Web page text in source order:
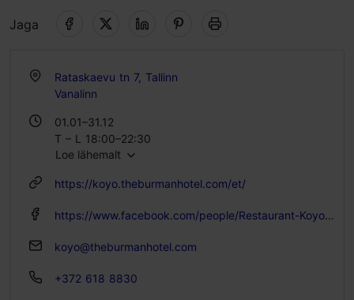
Jaga
Rataskaevu tn 7, Tallinn
Vanalinn
01.01–31.12
T – L 18:00–22:30
Loe lähemalt
https://koyo.theburmanhotel.com/et/
https://www.facebook.com/people/Restaurant-Koyo/61573790992143/
koyo@theburmanhotel.com
+372 618 8830